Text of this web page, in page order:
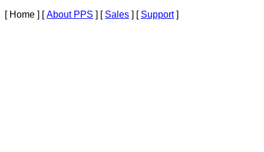
[ Home ] [About PPS ] [ Sales ] [ Support]